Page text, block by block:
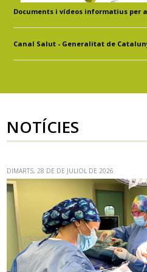
Documents i vídeos informatius per
Canal Salut - Generalitat de
NOTÍCIES
DIMARTS, 28 DE DE JULIOL DE 2026